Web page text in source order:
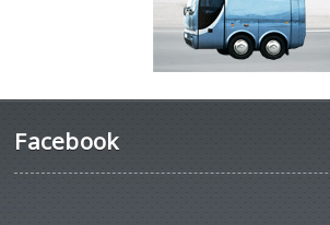
Facebook